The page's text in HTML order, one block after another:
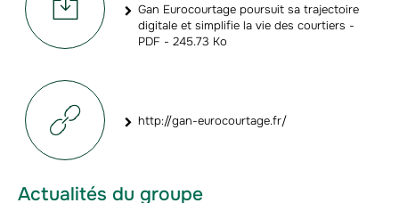
Gan Eurocourtage poursuit sa trajectoire
digitale et simplifie la vie des courtiers -
PDF - 245.73 Ko
http://gan-eurocourtage.fr/
Actualités du groupe